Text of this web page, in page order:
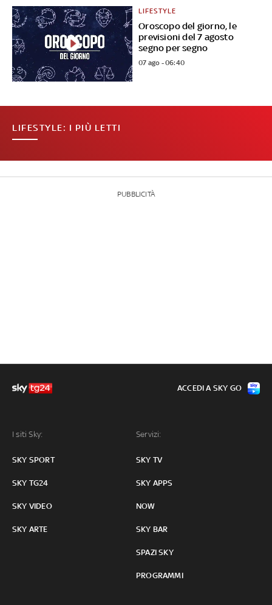
Oroscopo del giorno, le
previsioni del 7 agosto
segno per segno
LIFESTYLE
07 ago - 06:40
LIFESTYLE: I PIÙ LETTI
PUBBLICITÀ
I siti Sky:
SKY SPORT
SKY TG24
SKY VIDEO
SKY ARTE
Servizi:
SKY TV
SKY APPS
NOW
SKY BAR
SPAZI SKY
PROGRAMMI
ACCEDI A SKY GO